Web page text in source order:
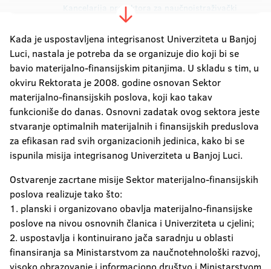
Kancelarija prorektora za naučnoistraživački
Kancelarija prorektora za međunarodnu i
međuuniverzitetsku saradnju
Kancelarija prorektora za ljudske i
materijalne resurse
Sekretarijat Univerziteta
Sektor materijalno-finansijskih poslova
Konfucijev institut
Univerzitetski računarski centrar (URC)
Centar za razvoj i podršku istraživanju
Kada je uspostavljena integrisanost Univerziteta u Banjoj
Luci, nastala je potreba da se organizuje dio koji bi se
bavio materijalno-finansijskim pitanjima. U skladu s tim, u
okviru Rektorata je 2008. godine osnovan Sektor
materijalno-finansijskih poslova, koji kao takav
funkcioniše do danas. Osnovni zadatak ovog sektora jeste
stvaranje optimalnih materijalnih i finansijskih preduslova
za efikasan rad svih organizacionih jedinica, kako bi se
ispunila misija integrisanog Univerziteta u Banjoj Luci.
Ostvarenje zacrtane misije Sektor materijalno-finansijskih
poslova realizuje tako što:
1. planski i organizovano obavlja materijalno-finansijske
poslove na nivou osnovnih članica i Univerziteta u cjelini;
2. uspostavlja i kontinuirano jača saradnju u oblasti
finansiranja sa Ministarstvom za naučnotehnološki razvoj,